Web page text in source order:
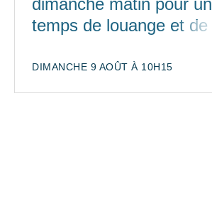
dimanche matin pour un
temps de louange et de
DIMANCHE 9 AOÛT À 10H15